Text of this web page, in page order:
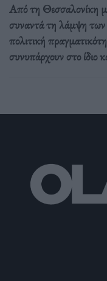
Από τη Θεσσαλονίκη
συναντά τη λάμψη
πολιτική
συνυπάρχουν στο ίδιο